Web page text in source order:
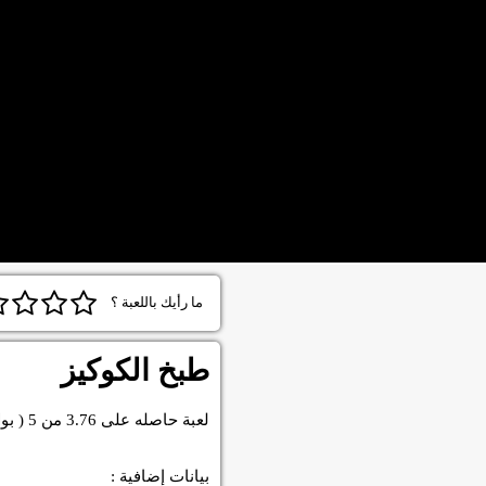
ما رأيك باللعبة ؟
طبخ الكوكيز
لعبة حاصله على 3.76 من 5
(
بيانات إضافية :